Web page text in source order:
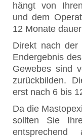
hängt von
und dem
12 Monate
Direkt nach der
Endergebnis
Gewebes sind
zurückbilden.
erst nach 6 bis
Da die
sollten Sie
entsprechend